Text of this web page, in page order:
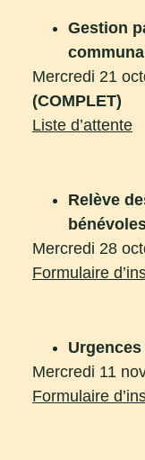
Gestion
Mercredi 21
(COMPLET)
Liste d’attente
Relève
Mercredi 28
Formulaire
Mercredi 11
Formulaire